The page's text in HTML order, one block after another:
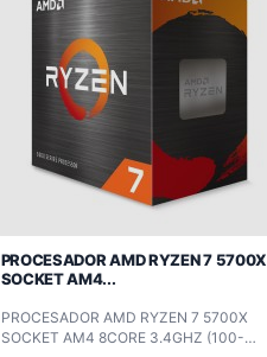
PROCESADOR AMD RYZEN 7 5700X
SOCKET AM4...
PROCESADOR AMD RYZEN 7 5700X
SOCKET AM4 8CORE 3.4GHZ (100-